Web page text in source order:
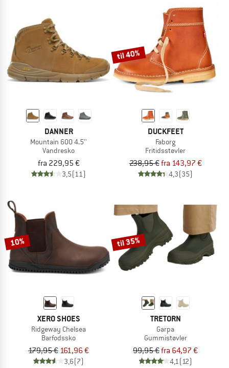
DANNER
Mountain 600 4.5''
Vandresko
fra 229,95 €
3,5(11)
til 40%
DUCKFEET
Faborg
Fritidsstøvler
238,95 €fra 143,97 €
4,3(35)
10%
XERO SHOES
Ridgeway Chelsea
Barfodssko
179,95 € 161,96 €
3,6(7)
til 35%
TRETORN
Garpa
Gummistøvler
99,95 €fra 64,97 €
4,1(12)